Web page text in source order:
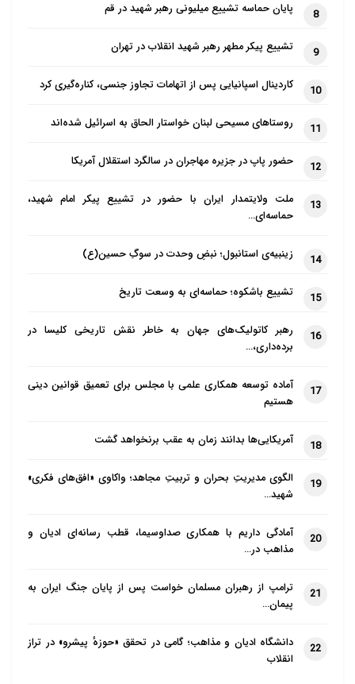
8 پایان حماسه تشییع میلیونی رهبر شهید در قم
9 تشییع پیکر مطهر رهبر شهید انقلاب در تهران
10 کاردینال اسپانیایی پس از اتهامات تجاوز جنسی، کناره‌گیری کرد
11 روستاهای مسیحی لبنان خواستار الحاق به اسرائیل شده‌اند
12 حضور پاپ در جزیره مهاجران در سالگرد استقلال آمریکا
13
ملت ولایتمدار ایران با حضور در تشییع پیکر امام شهید،
حماسه‌ای…
14 زینبیه‌ی استانبول؛ نبضِ وحدت در سوگِ حسین(ع)
15 تشییع باشکوه؛ حماسه‌ای به وسعت تاریخ
16
رهبر کاتولیک‌های جهان به خاطر نقش تاریخی کلیسا در
برده‌داری،…
17
آماده توسعه همکاری علمی با مجلس برای تعمیق قوانین دینی
هستیم
18 آمریکایی‌ها بدانند زمان به عقب برنخواهد گشت
19
الگوی مدیریتِ بحران و تربیتِ مجاهد؛ واکاوی «افق‌های فکری»
شهید…
20
آمادگی داریم با همکاری صداوسیما، قطب رسانه‌ای ادیان و
مذاهب در…
21
ترامپ از رهبران مسلمان خواست پس از پایان جنگ ایران به
پیمان…
22
دانشگاه ادیان و مذاهب؛ گامی در تحقق «حوزهٔ پیشرو» در تراز
انقلاب